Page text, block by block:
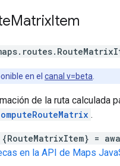
MatrixItem
.
en el canal v=beta
de la ruta
.
=
en la API de Maps